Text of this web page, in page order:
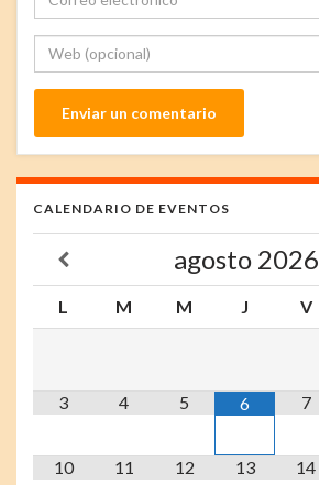
CALENDARIO DE EVENTOS
agosto 2026
L M M J V
3 4 5 6 7
10 11 12 13 14